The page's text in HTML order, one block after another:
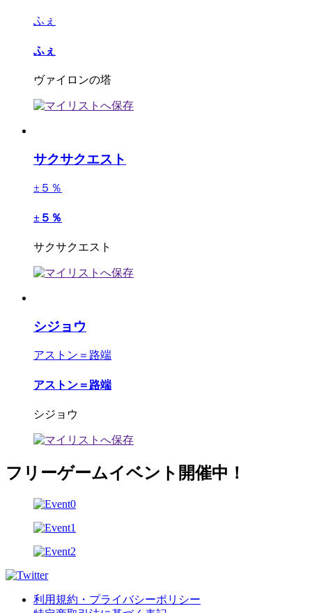
ふぇ
ふぇ
ヴァイロンの塔
サクサクエスト
±５％
±５％
サクサクエスト
シジョウ
アストン＝路端
アストン＝路端
シジョウ
フリーゲームイベント開催中！
利用規約・プライバシーポリシー